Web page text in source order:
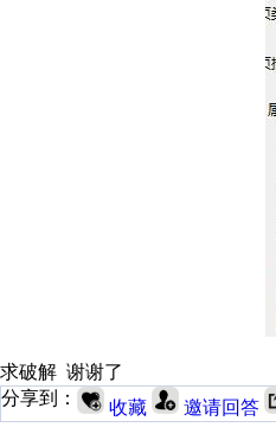
求破解 谢谢了
分享到：
收藏 邀请回答